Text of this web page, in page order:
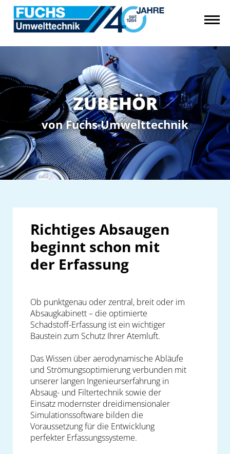
ZUBEHÖR
von Fuchs Umwelttechnik
Richtiges Absaugen
beginnt schon mit
der Erfassung
Ob punktgenau oder zentral, breit oder im
Absaugkabinett – die optimierte
Schadstoff-Erfassung ist ein wichtiger
Baustein zum Schutz Ihrer Atemluft.
Das Wissen über aerodynamische Abläufe
und Strömungsoptimierung verbunden mit
unserer langen Ingenieurserfahrung in
Absaug- und Filtertechnik sowie der
Einsatz modernster dreidimensionaler
Simulationssoftware bilden die
Voraussetzung für die Entwicklung
perfekter Erfassungssysteme.